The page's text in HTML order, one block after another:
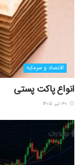
اقتصاد و سرمایه
انواع پاکت پستی